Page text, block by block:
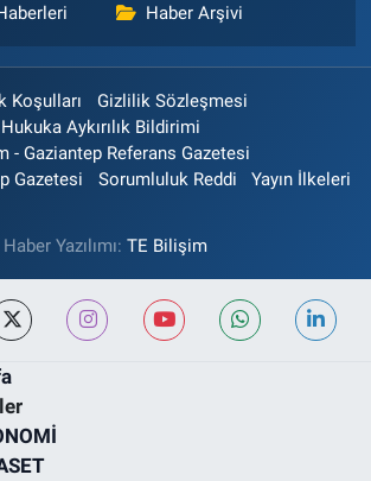
Haber Arşivi
Koşulları
Gizlilik Sözleşmesi
Hukuka Aykırılık Bildirimi
- Gaziantep Referans Gazetesi
Gazetesi
Sorumluluk Reddi Yayın İlkeleri
Haber Yazılımı: TE Bilişim